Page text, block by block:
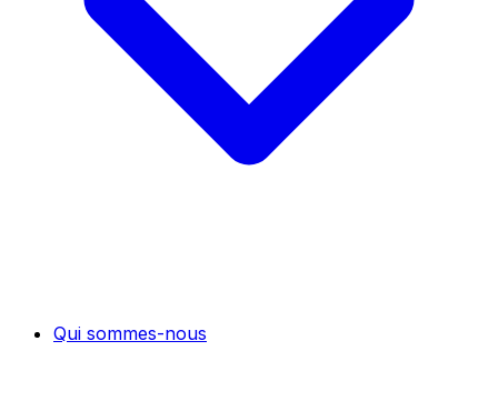
Qui sommes-nous